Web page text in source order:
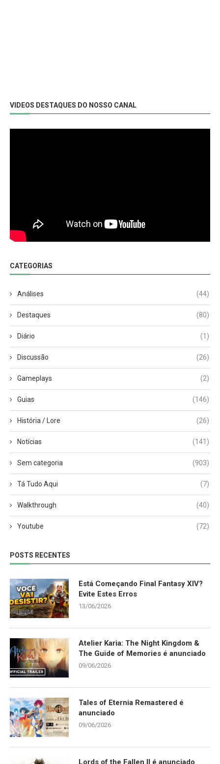
VIDEOS DESTAQUES DO NOSSO CANAL
CATEGORIAS
Análises (44)
Destaques (80)
Diário (1)
Discussão (26)
Gameplays (2)
Guias (146)
História / Lore (26)
Notícias (141)
Sem categoria (903)
Tá Tudo Aqui (7)
Walkthrough (40)
Youtube (72)
POSTS RECENTES
Está Começando Final Fantasy XIV?
Evite Estes Erros
13/06/2026
Atelier Karia: The Night Kingdom &
The Guide of Memories é anunciado
09/06/2026
Tales of Eternia Remastered é
anunciado
09/06/2026
Lords of the Fallen II é anunciado